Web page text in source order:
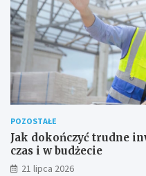
POZOSTAŁE
Jak dokończyć trudne
czas i w budżecie
21 lipca 2026